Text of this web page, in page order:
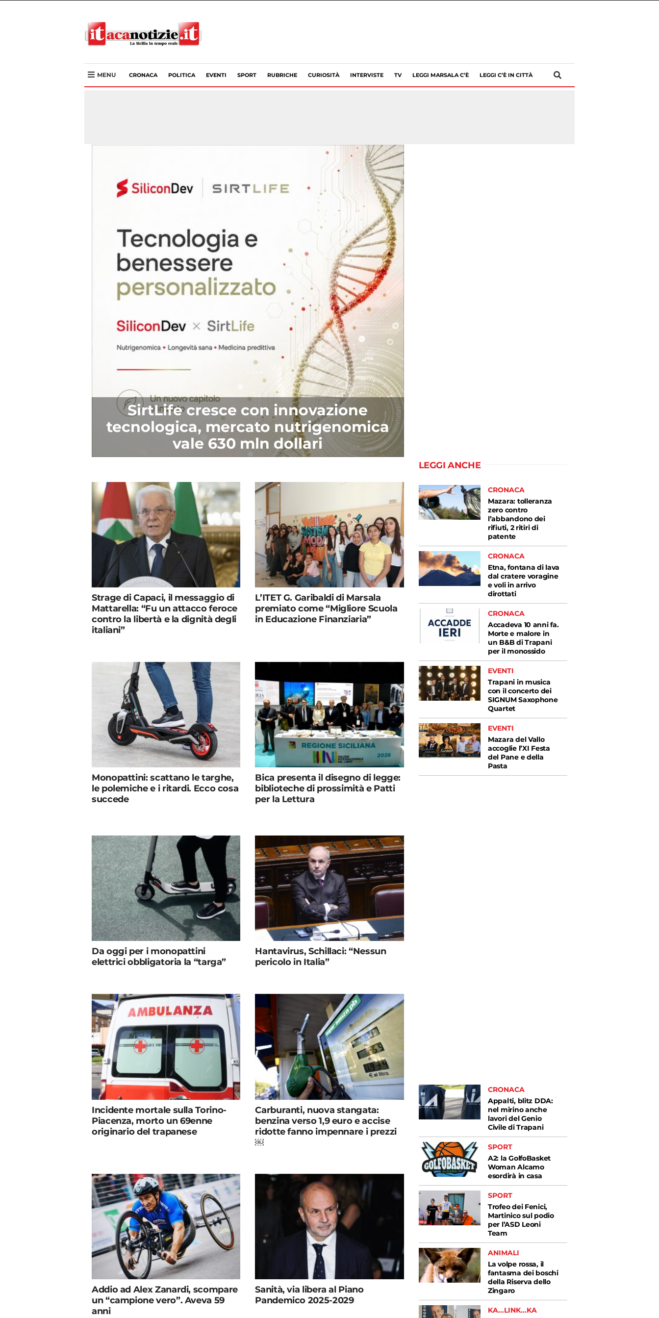
MENU CRONACA POLITICA EVENTI SPORT RUBRICHE CURIOSITÀ INTERVISTE TV LEGGI MARSALA C’È LEGGI C’È IN CITTÀ
SirtLife cresce con innovazione
tecnologica, mercato nutrigenomica
vale 630 mln dollari
Strage di Capaci, il messaggio di
Mattarella: “Fu un attacco feroce
contro la libertà e la dignità degli
italiani”
L’ITET G. Garibaldi di Marsala
premiato come “Migliore Scuola
in Educazione Finanziaria”
Monopattini: scattano le targhe,
le polemiche e i ritardi. Ecco cosa
succede
Bica presenta il disegno di legge:
biblioteche di prossimità e Patti
per la Lettura
Da oggi per i monopattini
elettrici obbligatoria la “targa”
Hantavirus, Schillaci: “Nessun
pericolo in Italia”
Incidente mortale sulla Torino-
Piacenza, morto un 69enne
originario del trapanese
Carburanti, nuova stangata:
benzina verso 1,9 euro e accise
ridotte fanno impennare i prezzi
￼
Addio ad Alex Zanardi, scompare
un “campione vero”. Aveva 59
anni
Sanità, via libera al Piano
Pandemico 2025-2029
LEGGI ANCHE
CRONACA
Mazara: tolleranza
zero contro
l’abbandono dei
rifiuti, 2 ritiri di
patente
CRONACA
Etna, fontana di lava
dal cratere voragine
e voli in arrivo
dirottati
CRONACA
Accadeva 10 anni fa.
Morte e malore in
un B&B di Trapani
per il monossido
EVENTI
Trapani in musica
con il concerto dei
SIGNUM Saxophone
Quartet
EVENTI
Mazara del Vallo
accoglie l’XI Festa
del Pane e della
Pasta
CRONACA
Appalti, blitz DDA:
nel mirino anche
lavori del Genio
Civile di Trapani
SPORT
A2: la GolfoBasket
Woman Alcamo
esordirà in casa
SPORT
Trofeo dei Fenici,
Martinico sul podio
per l’ASD Leoni
Team
ANIMALI
La volpe rossa, il
fantasma dei boschi
della Riserva dello
Zingaro
KA...LINK...KA